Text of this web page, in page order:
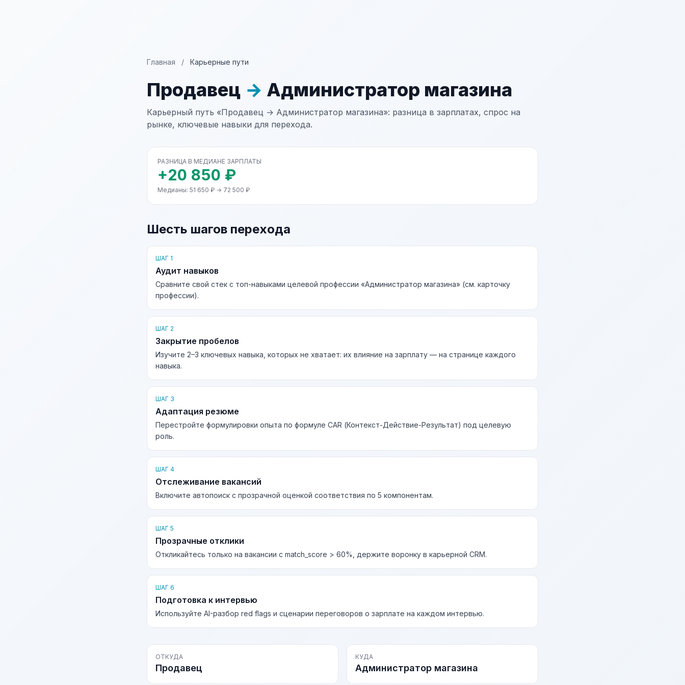
Главная / Карьерные пути
Продавец → Администратор магазина
Карьерный путь «Продавец → Администратор магазина»: разница в зарплатах, спрос на
рынке, ключевые навыки для перехода.
РАЗНИЦА В МЕДИАНЕ ЗАРПЛАТЫ
+20 850 ₽
Медианы: 51 650 ₽ → 72 500 ₽
Шесть шагов перехода
ШАГ 1
Аудит навыков
Сравните свой стек с топ-навыками целевой профессии «Администратор магазина» (см. карточку
профессии).
ШАГ 2
Закрытие пробелов
Изучите 2–3 ключевых навыка, которых не хватает: их влияние на зарплату — на странице каждого
навыка.
ШАГ 3
Адаптация резюме
Перестройте формулировки опыта по формуле CAR (Контекст-Действие-Результат) под целевую
роль.
ШАГ 4
Отслеживание вакансий
Включите автопоиск с прозрачной оценкой соответствия по 5 компонентам.
ШАГ 5
Прозрачные отклики
Откликайтесь только на вакансии с match_score > 60%, держите воронку в карьерной CRM.
ШАГ 6
Подготовка к интервью
Используйте AI-разбор red flags и сценарии переговоров о зарплате на каждом интервью.
ОТКУДА
Продавец
КУДА
Администратор магазина